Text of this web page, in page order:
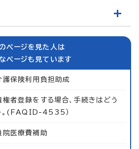
ページを見た人は
ページも見ています
保険利用負担助成
者登録をする場合、手続きはどう
。(FAQID-4535）
院医療費補助